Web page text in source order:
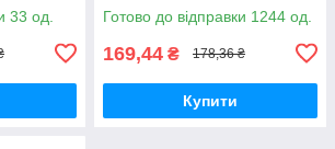
33 од.
Готово до відправки 1244 од.
169,44 ₴ 178,36 ₴
Купити